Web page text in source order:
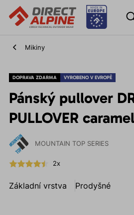
Mikiny
DOPRAVA ZDARMA VYROBENO V EVROPĚ
Pánský pullover
PULLOVER
MOUNTAIN TOP SERIES
2x
Základní vrstva Prodyšné